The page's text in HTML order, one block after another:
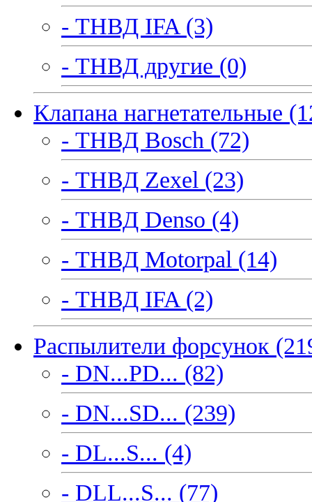
- ТНВД IFA (3)
- ТНВД другие (0)
Клапана нагнетательные
- ТНВД Bosch (72)
- ТНВД Zexel (23)
- ТНВД Denso (4)
- ТНВД Motorpal (14)
- ТНВД IFA (2)
Распылители форсунок
- DN...PD... (82)
- DN...SD... (239)
- DL...S... (4)
- DLL...S... (77)